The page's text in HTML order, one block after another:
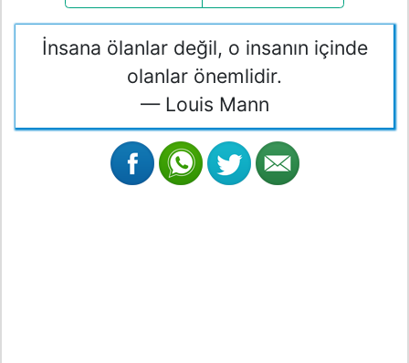
İnsana ölanlar değil, o insanın içinde
olanlar önemlidir.
— Louis Mann